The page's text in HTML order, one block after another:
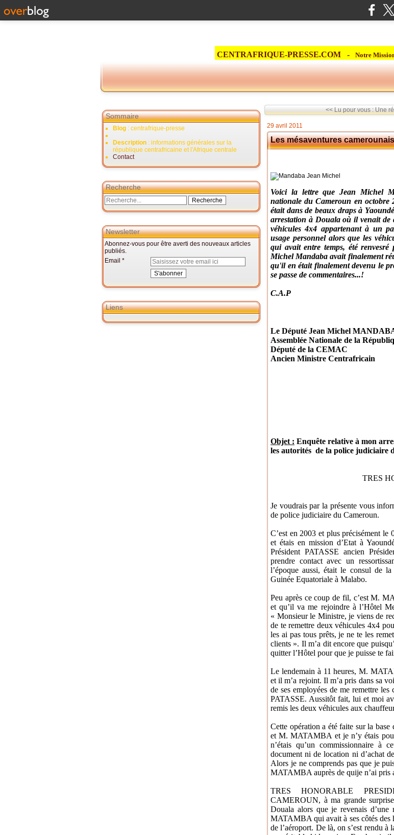
CENTRAFRIQUE-PRESSE.COM - Notre
Sommaire
Blog : centrafrique-presse
Description : informations générales sur la
république centrafricaine et l'Afrique centrale
Contact
Recherche
Newsletter
Abonnez-vous pour être averti des nouveaux articles
publiés.
Email
Liens
<< Lu pour vous : Une
29 avril 2011
Les mésaventures
Voici la lettre que Jean Michel
nationale du Cameroun en
était dans de beaux draps à
arrestation à Douala où il venait
véhicules 4x4 appartenant à un
usage personnel alors que les
qui avait entre temps, été
Michel Mandaba avait finalement
qu'il en était finalement devenu le
se passe de commentaires...!
C.A.P
Le Député Jean Michel
Assemblée Nationale de la
Député de la CEMAC
Ancien Ministre Centrafricain
Objet : Enquête relative à mon
les autorités de la police judiciaire
TRES
Je voudrais par la présente vous
de police judiciaire du Cameroun.
C’est en 2003 et plus précisément le
et étais en mission d’Etat à
Président PATASSE ancien
prendre contact avec un
l’époque aussi, était le consul de
Guinée Equatoriale à Malabo.
Peu après ce coup de fil, c’est M.
et qu’il va me rejoindre à l’Hôtel
« Monsieur le Ministre, je viens de
de te remettre deux véhicules 4x4
les ai pas tous prêts, je ne te les
clients ». Il m’a dit encore que
quitter l’Hôtel pour que je puisse te
Le lendemain à 11 heures, M.
et il m’a rejoint. Il m’a pris dans sa
de ses employées de me remettre les
PATASSE. Aussitôt fait, lui et moi
remis les deux véhicules aux
Cette opération a été faite sur la base
et M. MATAMBA et je n’y étais
n’étais qu’un commissionnaire à
document ni de location ni d’achat
Alors je ne comprends pas que je
MATAMBA auprès de quije n’ai pris
TRES HONORABLE
CAMEROUN, à ma grande
Douala alors que je revenais
MATAMBA qui avait à ses côtés des
de l’aéroport. De là, on s’est rendu